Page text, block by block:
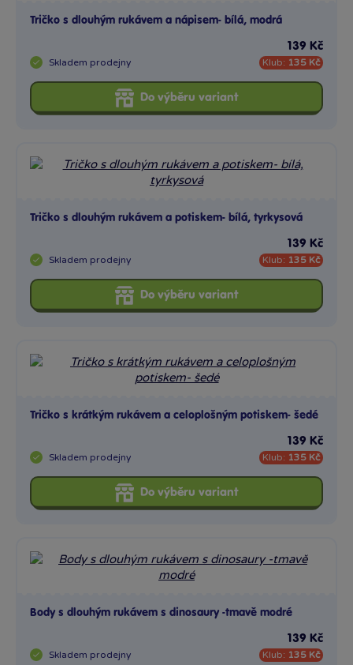
Tričko s dlouhým rukávem a nápisem- bílá, modrá
Skladem prodejny
139 Kč
Klub: 135 Kč
Do výběru variant
Tričko s dlouhým rukávem a potiskem- bílá, tyrkysová
Skladem prodejny
139 Kč
Klub: 135 Kč
Do výběru variant
Tričko s krátkým rukávem a celoplošným potiskem- šedé
Skladem prodejny
139 Kč
Klub: 135 Kč
Do výběru variant
Body s dlouhým rukávem s dinosaury -tmavě modré
Skladem prodejny
139 Kč
Klub: 135 Kč